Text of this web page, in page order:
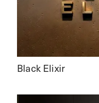
Black Elixir